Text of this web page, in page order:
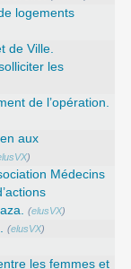
logements
de Ville.
les
de l’opération.
aux
)
Médecins
(elusVX)
(elusVX)
les femmes et